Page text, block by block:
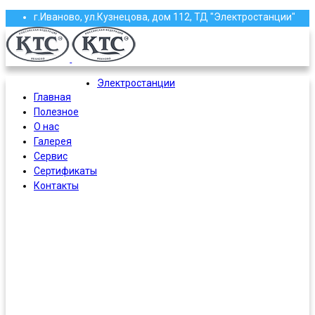
г.Иваново, ул.Кузнецова, дом 112, ТД "Электростанции"
(4932) 58-13-87, 58-97-97, 58-97-96, 37-61-16
roscoma@mail.ru
Главная
Полезное
О нас
Галерея
Сервис
Сертификаты
Контакты
Электростанции